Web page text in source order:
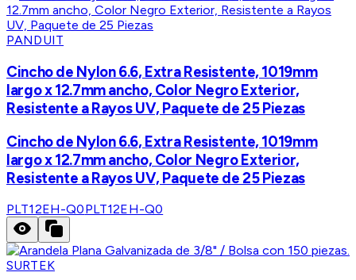
PANDUIT
Cincho de Nylon 6.6, Extra Resistente, 1019mm
largo x 12.7mm ancho, Color Negro Exterior,
Resistente a Rayos UV, Paquete de 25 Piezas
Cincho de Nylon 6.6, Extra Resistente, 1019mm
largo x 12.7mm ancho, Color Negro Exterior,
Resistente a Rayos UV, Paquete de 25 Piezas
PLT12EH-Q0PLT12EH-Q0
SURTEK